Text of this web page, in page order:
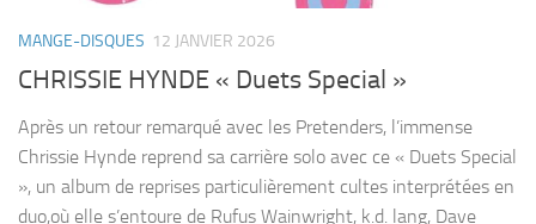
MANGE-DISQUES 12 JANVIER 2026
CHRISSIE HYNDE « Duets Special »
Après un retour remarqué avec les Pretenders, l’immense
Chrissie Hynde reprend sa carrière solo avec ce « Duets Special
», un album de reprises particulièrement cultes interprétées en
duo,où elle s’entoure de Rufus Wainwright, k.d. lang, Dave